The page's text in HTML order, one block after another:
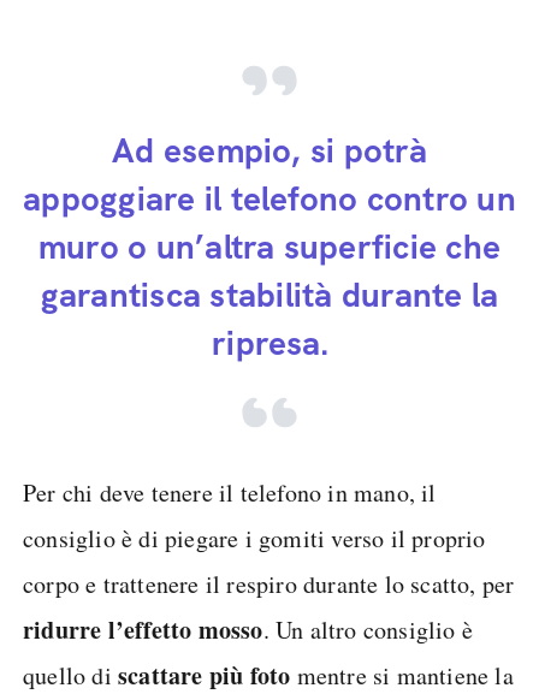
Ad esempio, si potrà
appoggiare il telefono contro un
muro o un’altra superficie che
garantisca stabilità durante la
ripresa.
Per chi deve tenere il telefono in mano, il
consiglio è di piegare i gomiti verso il proprio
corpo e trattenere il respiro durante lo scatto, per
ridurre l’effetto mosso. Un altro consiglio è
quello di scattare più foto mentre si mantiene la